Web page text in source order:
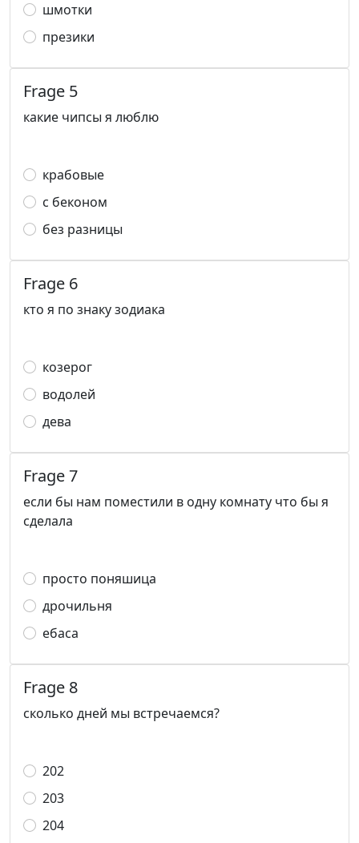
шмотки
презики
Frage 5
какие чипсы я люблю
крабовые
с беконом
без разницы
Frage 6
кто я по знаку зодиака
козерог
водолей
дева
Frage 7
если бы нам поместили в одну комнату что бы я
сделала
просто поняшица
дрочильня
ебаса
Frage 8
сколько дней мы встречаемся?
202
203
204